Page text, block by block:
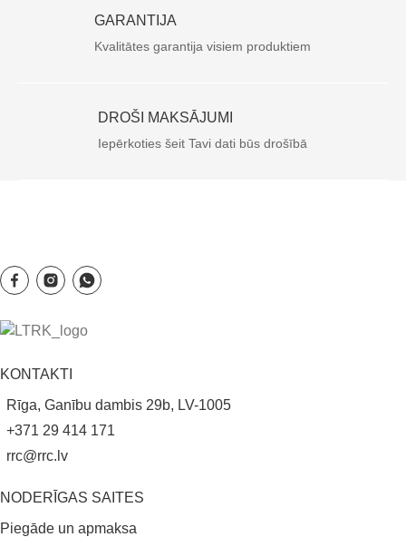
GARANTIJA
Kvalitātes garantija visiem produktiem
DROŠI MAKSĀJUMI
Iepērkoties šeit Tavi dati būs drošībā
NODERĪGAS SAITES
Piegāde un apmaksa
KONTAKTI
Rīga, Ganību dambis 29b, LV-1005
+371 29 414 171
rrc@rrc.lv